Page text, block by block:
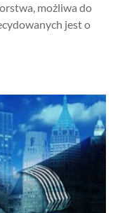
możliwa do
jest o